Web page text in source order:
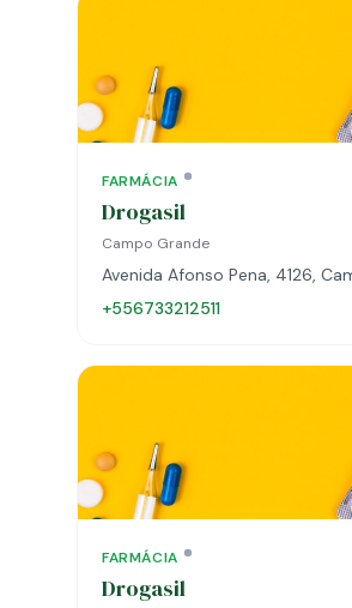
FARMÁCIA
Drogasil
Campo Grande
Avenida Afonso Pena, 4126,
+556733212511
FARMÁCIA
Drogasil